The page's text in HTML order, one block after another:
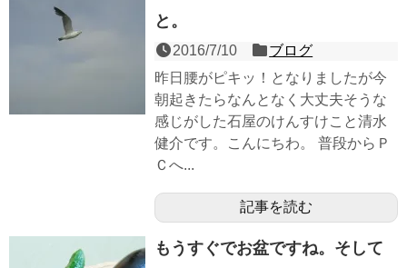
と。
2016/7/10
ブログ
昨日腰がピキッ！となりましたが今
朝起きたらなんとなく大丈夫そうな
感じがした石屋のけんすけこと清水
健介です。こんにちわ。 普段からＰ
Ｃへ...
記事を読む
もうすぐでお盆ですね。そして